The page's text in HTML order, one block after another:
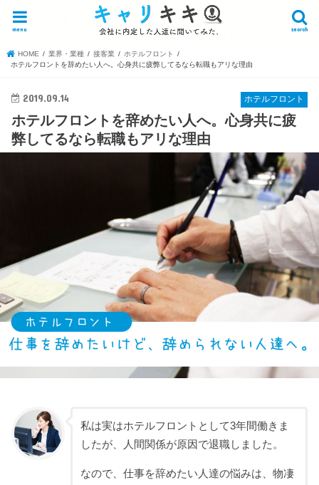
search
menu
HOME 業界・業種 接客業
ホテルフロント
ホテルフロントを辞めたい人へ。心身共に疲弊してるなら転職もアリな理由
ホテルフロント
2019.09.14
ホテルフロントを辞めたい人へ。心身共に疲
弊してるなら転職もアリな理由
私は実はホテルフロントとして3年間働きま
したが、人間関係が原因で退職しました。
なので、仕事を辞めたい人達の悩みは、物凄